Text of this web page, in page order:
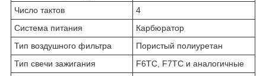
Число тактов
4
Система питания
Карбюратор
Тип воздушного фильтра
Пористый полиуретан
Тип свечи зажигания
F6TC, F7TC и аналогичные